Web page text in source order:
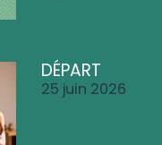
DÉPART
25 juin 2026